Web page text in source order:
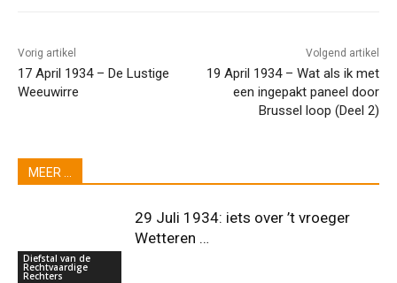
Vorig artikel
17 April 1934 – De Lustige
Weeuwirre
Volgend artikel
19 April 1934 – Wat als ik met
een ingepakt paneel door
Brussel loop (Deel 2)
MEER ...
Diefstal van de
Rechtvaardige
Rechters
29 Juli 1934: iets over ’t vroeger
Wetteren …